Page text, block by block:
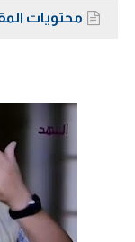
محتويات